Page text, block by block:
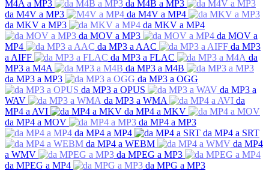
M4A a MP3
da M4B a MP3
da M4V a MP3
da M4V a MP4
da MKV a MP3
da MKV a MP4
da MOV a MP3
da MOV a
MP4
da MP3 a AAC
da MP3
a AIFF
da MP3 a FLAC
da
MP3 a M4A
da MP3 a M4B
da MP3 a MP3
da MP3 a OGG
da MP3 a OPUS
da MP3 a
WAV
da MP3 a WMA
da
MP4 a AVI
da MP4 a MKV
da MP4 a MOV
da MP4 a MP3
da MP4 a MP4
da MP4 a SRT
da MP4 a WEBM
da MP4
a WMV
da MPEG a MP3
da MPEG a MP4
da MPG a MP3